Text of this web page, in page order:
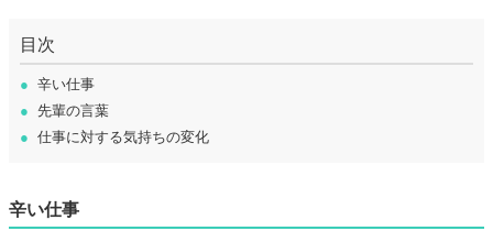
目次
● 辛い仕事
● 先輩の言葉
● 仕事に対する気持ちの変化
辛い仕事